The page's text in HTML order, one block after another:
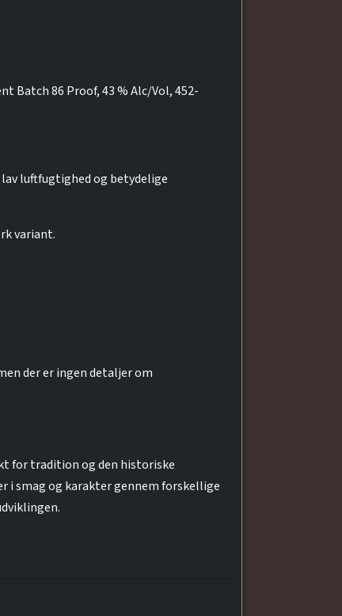
Batch 86 Proof, 43 % Alc/Vol, 452-
luftfugtighed og betydelige
variant.
der er ingen detaljer om
for tradition og den historiske
i smag og karakter gennem forskellige